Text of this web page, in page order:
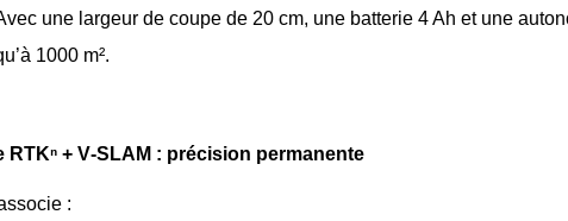
une largeur de coupe de 20 cm, une batterie 4 Ah et une
1000 m².
RTKⁿ + V‑SLAM : précision permanente
: